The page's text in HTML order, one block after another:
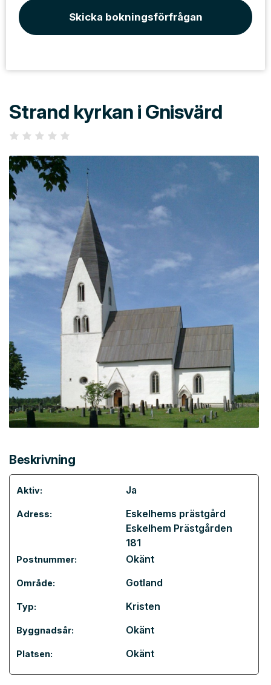
Skicka bokningsförfrågan
Strand kyrkan i Gnisvärd
Beskrivning
Aktiv: Ja
Adress:
Eskelhems prästgård
Eskelhem Prästgården
181
Postnummer: Okänt
Område: Gotland
Typ: Kristen
Byggnadsår: Okänt
Platsen: Okänt